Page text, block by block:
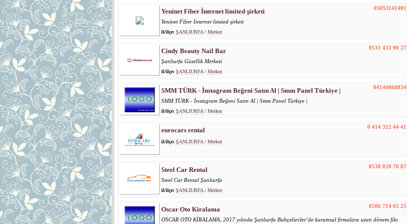
05051141401
Yeninet Fiber İnternet limited şirketi
Yeninet Fiber İnternet limited şirketi
il/ilçe: ŞANLIURFA / Merkez
0531 433 90 27
Cindy Beauty Nail Bar
Şanlıurfa Güzellik Merkezi
il/ilçe: ŞANLIURFA / Merkez
04146060834
SMM TÜRK - İnstagram Beğeni Satın Al | Smm Panel Türkiye |
SMM TÜRK - İnstagram Beğeni Satın Al | Smm Panel Türkiye |
il/ilçe: ŞANLIURFA / Merkez
0 414 312 44 41
eurocars rental
il/ilçe: ŞANLIURFA / Merkez
0530 020 70 07
Steel Car Rental
Steel Car Rental Şanlıurfa
il/ilçe: ŞANLIURFA / Merkez
0506 714 02 25
Oscar Oto Kiralama
OSCAR OTO KİRALAMA, 2017 yılında Şanlıurfa Bahçelievler’de kurumsal firmalara uzun dönem filo